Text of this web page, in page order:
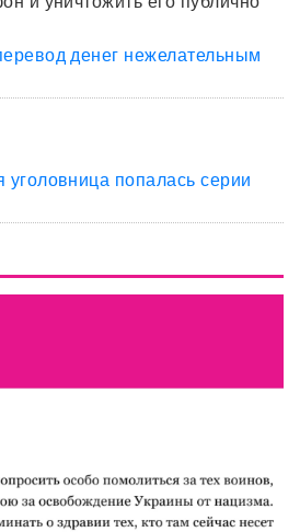
денег нежелательным
уголовница попалась серии